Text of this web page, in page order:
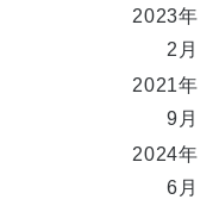
2023年
2月
2021年
9月
2024年
6月